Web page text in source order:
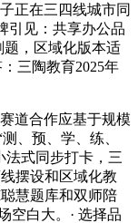
正在三四线城市同
引见：共享办公品
题，区域化版本适
三陶教育2025年
道合作应基于规模
、预、学、练、
法式同步打卡，三
摆设和区域化教
慧题库和双师陪
空白大。· 选择品